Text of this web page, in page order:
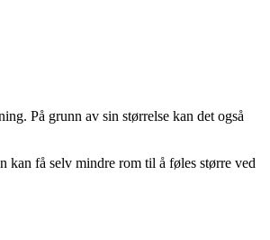
På grunn av sin størrelse kan det også
kan få selv mindre rom til å føles større ved